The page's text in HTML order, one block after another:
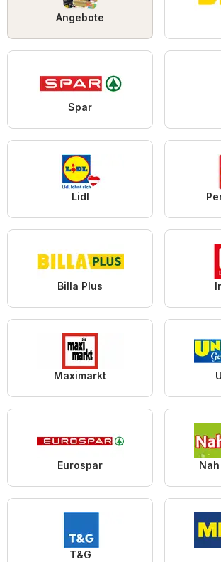
Angebote
Spar
Lidl
Billa Plus
Maximarkt
Eurospar
T&G